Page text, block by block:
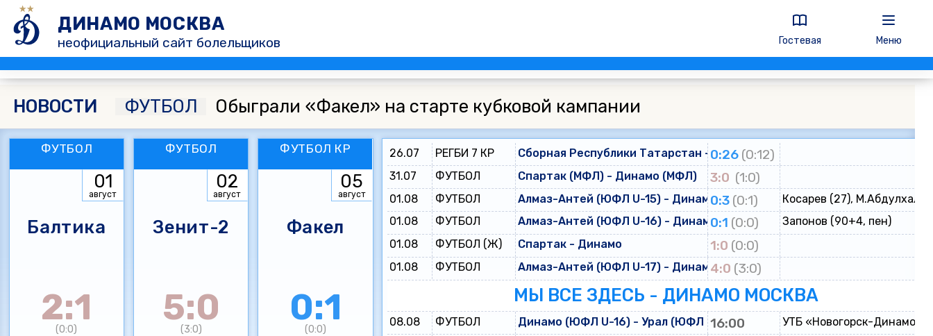
ДИНАМО МОСКВА
неофициальный сайт болельщиков Гостевая Меню
НОВОСТИ ФУТБОЛ Обыграли «Факел» на старте кубковой кампании
ФУТБОЛ
01
август
Балтика
2:1
(0:0)
ФУТБОЛ
02
август
Зенит-2
5:0
(3:0)
ФУТБОЛ КР
05
август
Факел
0:1
(0:0)
26.07 РЕГБИ 7 КР Сборная Республики Татарстан - Динамо
0:26 (0:12)
31.07 ФУТБОЛ Спартак (МФЛ) - Динамо (МФЛ) 3:0 (1:0)
01.08 ФУТБОЛ Алмаз-Антей (ЮФЛ U-15) - Динамо (ЮФЛ U-15)
0:3 (0:1)
Косарев (27),
01.08
ФУТБОЛ Алмаз-Антей (ЮФЛ U-16) - Динамо (ЮФЛ U-16)
0:1 (0:0)
Запонов (90+4, пен)
01.08
ФУТБОЛ (Ж) Спартак - Динамо 1:0 (0:0)
01.08 ФУТБОЛ Алмаз-Антей (ЮФЛ U-17) - Динамо (ЮФЛ U-17)
4:0 (3:0)
МЫ ВСЕ ЗДЕСЬ - ДИНАМО МОСКВА
08.08 ФУТБОЛ Динамо (ЮФЛ U-16) - Урал (ЮФЛ U-16)
16:00
УТБ «Новогорск-Динамо»